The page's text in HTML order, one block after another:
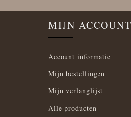
MIJN ACCOUNT
Account informatie
Mijn bestellingen
Mijn verlanglijst
Alle producten